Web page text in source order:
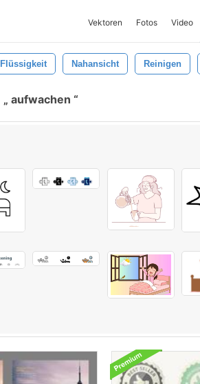
Vektoren Fotos Video
Flüssigkeit Nahansicht Reinigen
aufwachen